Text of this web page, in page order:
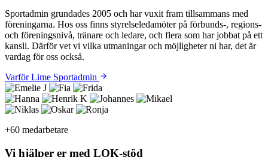
Sportadmin grundades 2005 och har vuxit fram tillsammans med
föreningarna. Hos oss finns styrelseledamöter på förbunds-, regions-
och föreningsnivå, tränare och ledare, och flera som har jobbat på ett
kansli. Därför vet vi vilka utmaningar och möjligheter ni har, det är
vardag för oss också.
Varför Lime Sportadmin
+60 medarbetare
Vi hjälper er med LOK-stöd